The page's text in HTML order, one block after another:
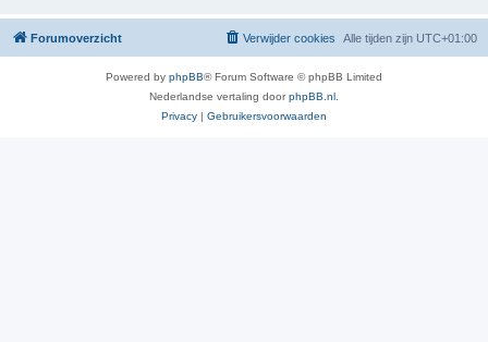
Forumoverzicht Alle tijden zijn UTC+01:00
Verwijder cookies
Powered by phpBB® Forum Software © phpBB Limited
Nederlandse vertaling doorphpBB.nl
Privacy | Gebruikersvoorwaarden